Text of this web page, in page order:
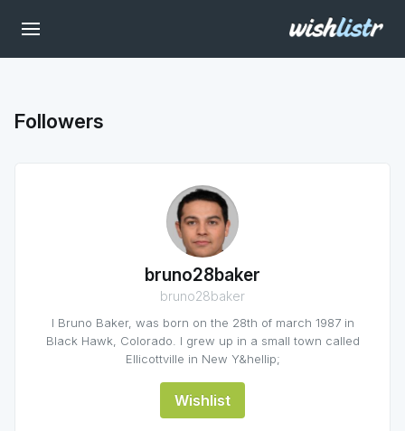
Followers
bruno28baker
bruno28baker
I Bruno Baker, was born on the 28th of march 1987 in
Black Hawk, Colorado. I grew up in a small town called
Ellicottville in New Y&hellip;
Wishlist